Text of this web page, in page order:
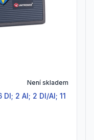
Není skladem